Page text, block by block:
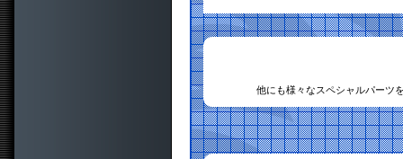
他にも様々なスペシャルパーツ